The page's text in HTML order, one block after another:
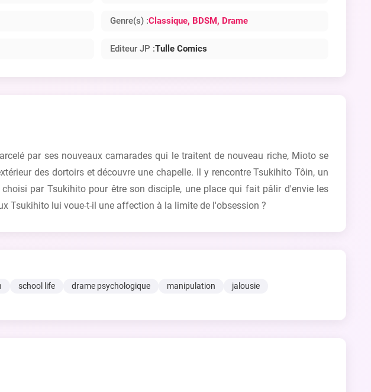
Genre(s) :Classique, BDSM, Drame
Editeur JP :Tulle Comics
par ses nouveaux camarades qui le traitent de nouveau riche, Mioto se
des dortoirs et découvre une chapelle. Il y rencontre Tsukihito Tôin, un
par Tsukihito pour être son disciple, une place qui fait pâlir d'envie les
Tsukihito lui voue-t-il une affection à la limite de l'obsession ?
school life drame psychologique manipulation
jalousie